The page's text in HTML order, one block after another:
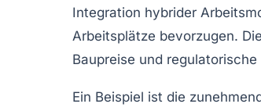
Integration hybrider
Arbeitsplätze bevorzugen.
Baupreise und regulatorische
Ein Beispiel ist die